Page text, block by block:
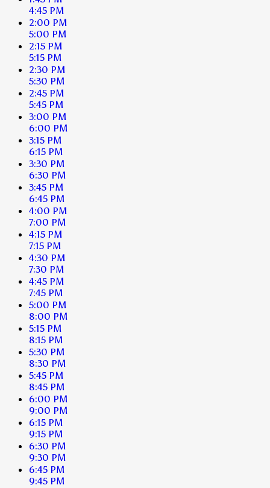
4:45 PM
2:00 PM
5:00 PM
2:15 PM
5:15 PM
2:30 PM
5:30 PM
2:45 PM
5:45 PM
3:00 PM
6:00 PM
3:15 PM
6:15 PM
3:30 PM
6:30 PM
3:45 PM
6:45 PM
4:00 PM
7:00 PM
4:15 PM
7:15 PM
4:30 PM
7:30 PM
4:45 PM
7:45 PM
5:00 PM
8:00 PM
5:15 PM
8:15 PM
5:30 PM
8:30 PM
5:45 PM
8:45 PM
6:00 PM
9:00 PM
6:15 PM
9:15 PM
6:30 PM
9:30 PM
6:45 PM
9:45 PM